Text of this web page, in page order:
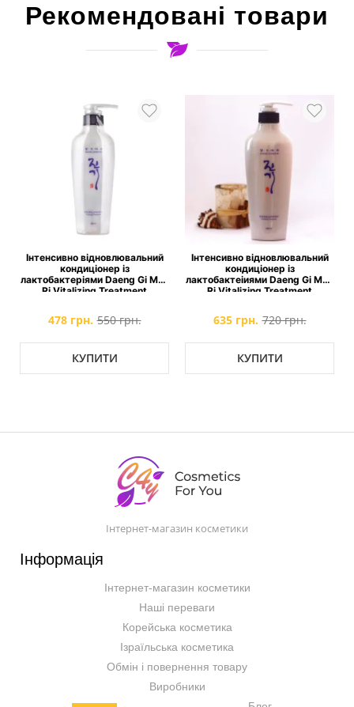
Рекомендовані товари
Інтенсивно відновлювальний
кондиціонер із
лактобактеріями Daeng Gi Meo
Ri Vitalizing Treatment
478 грн. 550 грн.
КУПИТИ
Інтенсивно відновлювальний
кондиціонер із
лактобактеіиями Daeng Gi Meo
Ri Vitalizing Treatment
635 грн. 720 грн.
КУПИТИ
Інтернет-магазин косметики
Інформація
Інтернет-магазин косметики
Наші переваги
Корейська косметика
Ізраїльська косметика
Обмін і повернення товару
Виробники